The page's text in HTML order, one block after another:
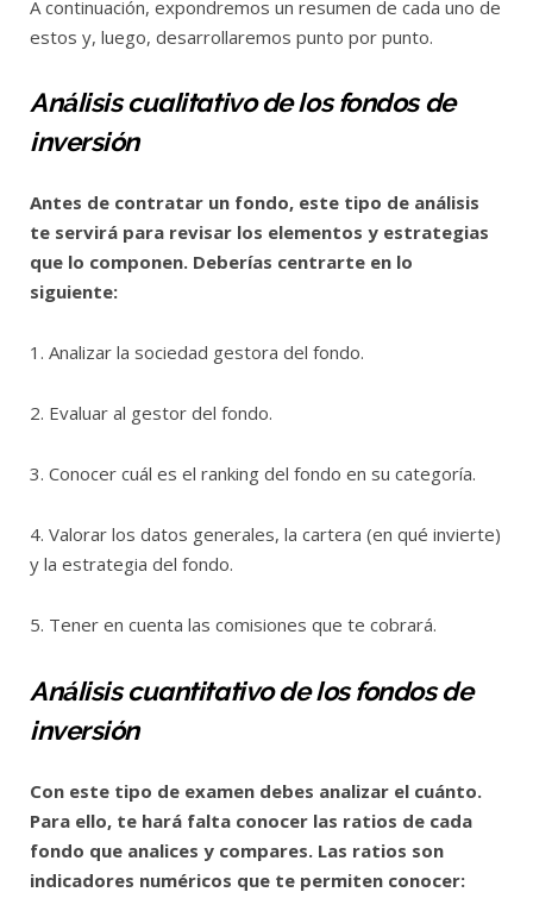
A continuación, expondremos un resumen de cada uno de
estos y, luego, desarrollaremos punto por punto.
Análisis cualitativo de los fondos de
inversión
Antes de contratar un fondo, este tipo de análisis
te servirá para revisar los elementos y estrategias
que lo componen. Deberías centrarte en lo
siguiente:
1. Analizar la sociedad gestora del fondo.
2. Evaluar al gestor del fondo.
3. Conocer cuál es el ranking del fondo en su categoría.
4. Valorar los datos generales, la cartera (en qué invierte)
y la estrategia del fondo.
5. Tener en cuenta las comisiones que te cobrará.
Análisis cuantitativo de los fondos de
inversión
Con este tipo de examen debes analizar el cuánto.
Para ello, te hará falta conocer las ratios de cada
fondo que analices y compares. Las ratios son
indicadores numéricos que te permiten conocer: